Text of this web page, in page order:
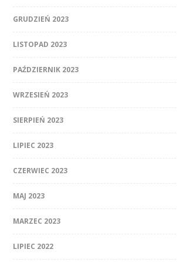
GRUDZIEŃ 2023
LISTOPAD 2023
PAŹDZIERNIK 2023
WRZESIEŃ 2023
SIERPIEŃ 2023
LIPIEC 2023
CZERWIEC 2023
MAJ 2023
MARZEC 2023
LIPIEC 2022